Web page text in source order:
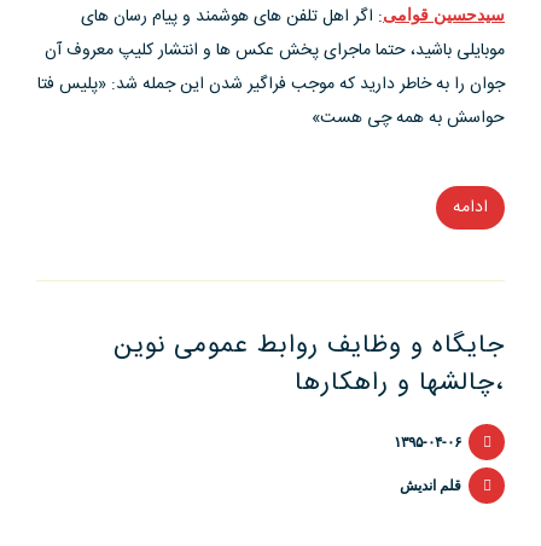
سیدحسین قوامی: اگر اهل تلفن های هوشمند و پیام رسان های
موبایلی باشید، حتما ماجرای پخش عکس ها و انتشار کلیپ معروف آن
جوان را به خاطر دارید که موجب فراگیر شدن این جمله شد: «پلیس فتا
حواسش به همه چی هست»
ادامه “انتخاب
یک
سئوال؛ آیا
فتا
حواسش
جایگاه و وظایف روابط عمومی نوین
،چالشها و راهکارها
۱۳۹۵-۰۴-۰۶
قلم اندیش